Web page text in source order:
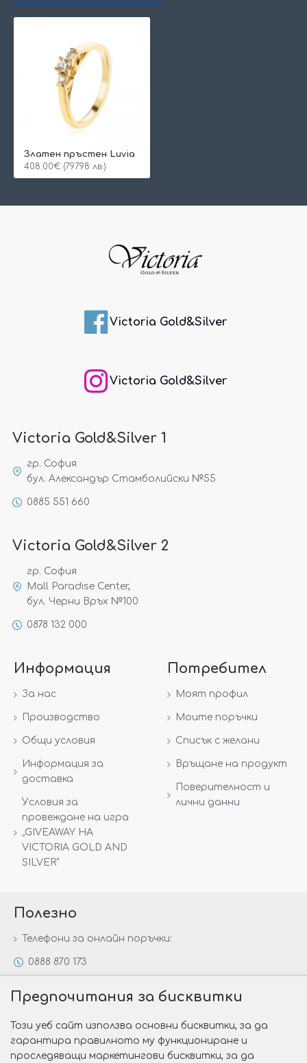
Златен пръстен Luvia
408.00€ (797.98 лв.)
Victoria Gold&Silver
Victoria Gold&Silver
Victoria Gold&Silver 1
гр. София
бул. Александър Стамболийски №55
0885 551 660
Victoria Gold&Silver 2
гр. София
Mall Paradise Center,
бул. Черни Връх №100
0878 132 000
Информация
За нас
Производство
Общи условия
Информация за
доставка
Условия за
провеждане на игра
„GIVEAWAY НА
VICTORIA GOLD AND
SILVER“
Потребител
Моят профил
Моите поръчки
Списък с желани
Връщане на продукт
Поверителност и
лични данни
Полезно
Телефони за онлайн поръчки:
0888 870 173
Специални предложения
Защо да изберете Victoria Gold&Silver?
Предпочитания за бисквитки
Този уеб сайт използва основни бисквитки, за да
гарантира правилното му функциониране и
проследяващи маркетингови бисквитки, за да